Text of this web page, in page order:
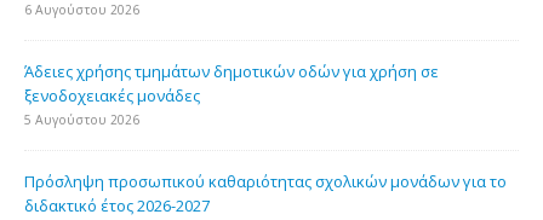
6 Αυγούστου 2026
Άδειες χρήσης τμημάτων δημοτικών οδών για χρήση σε
ξενοδοχειακές μονάδες
5 Αυγούστου 2026
Πρόσληψη προσωπικού καθαριότητας σχολικών μονάδων για το
διδακτικό έτος 2026-2027